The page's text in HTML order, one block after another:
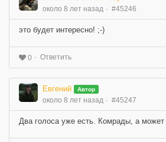
около 8 лет назад #45246
это будет интересно! ;-)
0 Ответить
Евгений Автор
около 8 лет назад #45247
Два голоса уже есть. Комрады, а